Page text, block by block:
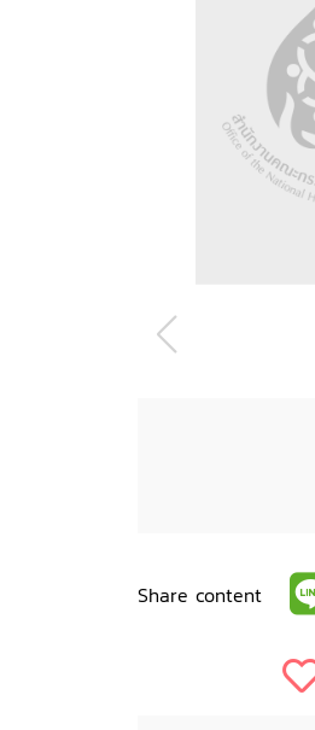
Share content